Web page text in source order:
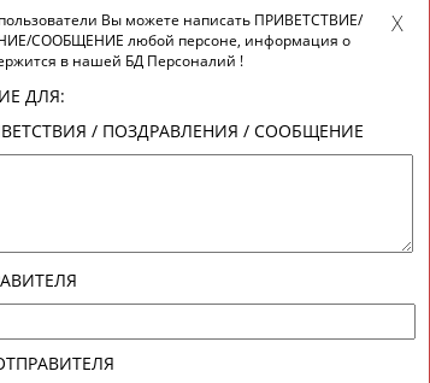
Ирина
АБРАМОВА
АБРАМОВА
Осеп
АБРАМЯН
АБРАРОВ
Вы можете написать ПРИВЕТСТВИЕ/
СООБЩЕНИЕ любой персоне, информация о
в нашей БД Персоналий !
ДЛЯ:
/ ПОЗДРАВЛЕНИЯ / СООБЩЕНИЕ